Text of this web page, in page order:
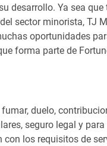
desarrollo. Ya sea que
sector minorista, TJ
oportunidades
forma parte de
duelo,
seguro legal y
los requisitos de